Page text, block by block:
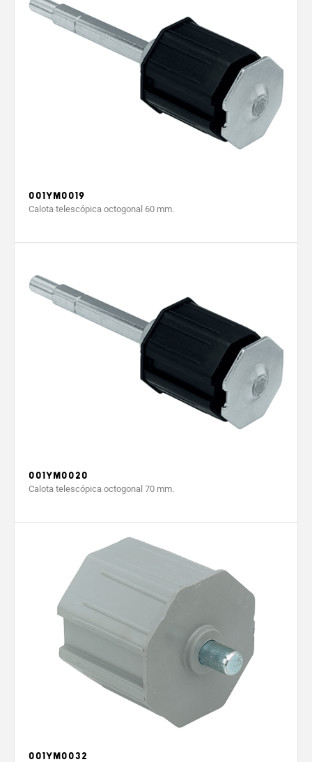
001YM0019
Calota telescópica octogonal 60 mm.
001YM0020
Calota telescópica octogonal 70 mm.
001YM0032